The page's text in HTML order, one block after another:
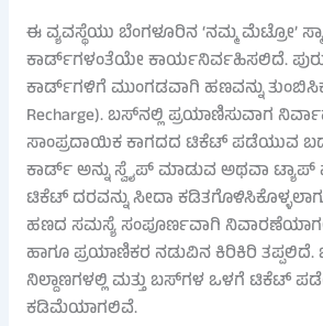
ಈ ವ್ಯವಸ್ಥೆಯು ಬೆಂಗಳೂರಿನ ‘ನಮ್ಮ ಮೆಟ್ರೋ’
ಕಾರ್ಡ್‌ಗಳಂತೆಯೇ ಕಾರ್ಯನಿರ್ವಹಿಸಲಿದೆ.
ಕಾರ್ಡ್‌ಗಳಿಗೆ ಮುಂಗಡವಾಗಿ ಹಣವನ್ನು
Recharge). ಬಸ್‌ನಲ್ಲಿ ಪ್ರಯಾಣಿಸುವಾಗ
ಸಾಂಪ್ರದಾಯಿಕ ಕಾಗದದ ಟಿಕೆಟ್ ಪಡೆಯುವ
ಕಾರ್ಡ್ ಅನ್ನು ಸ್ವೈಪ್ ಮಾಡುವ ಅಥವಾ
ಟಿಕೆಟ್ ದರವನ್ನು ಸೀದಾ
ಹಣದ ಸಮಸ್ಯೆ ಸಂಪೂರ್ಣವಾಗಿ
ಹಾಗೂ ಪ್ರಯಾಣಿಕರ ನಡುವಿನ ಕಿರಿಕಿರಿ
ನಿಲ್ದಾಣಗಳಲ್ಲಿ ಮತ್ತು ಬಸ್‌ಗಳ ಒಳಗೆ ಟಿಕೆಟ್
ಕಡಿಮೆಯಾಗಲಿವೆ.